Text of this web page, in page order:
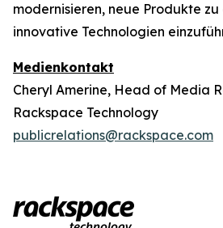
modernisieren, neue Produkte
innovative Technologien
Medienkontakt
Cheryl Amerine, Head of Media
Rackspace Technology
publicrelations@rackspace.com